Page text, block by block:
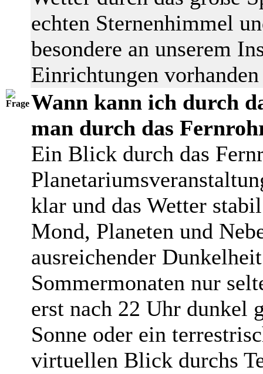
echten Sternenhimmel
besondere an unserem
Einrichtungen
Wann kann ich durch
man durch das
Ein Blick durch das
klar und das Wetter
Mond, Planeten und
ausreichender
Sommermonaten nur
erst nach 22 Uhr dunkel
Sonne oder ein
virtuellen Blick durchs